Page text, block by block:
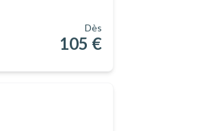
Dès
105 €